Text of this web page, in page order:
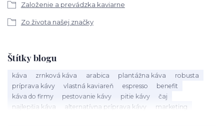
Založenie a prevádzka kaviarne
Zo života našej značky
Štítky blogu
káva zrnková káva arabica plantážna káva
robusta
príprava kávy
vlastná kaviareň espresso
benefit
káva do firmy
pestovanie kávy pitie kávy
čaj
najlepšia káva
alternatívna príprava kávy
marketing